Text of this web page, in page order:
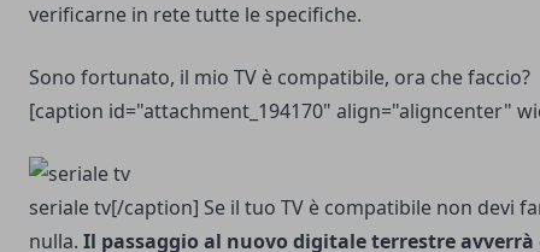
verificarne in rete tutte le specifiche.
Sono fortunato, il mio TV è compatibile, ora che faccio?
[caption id="attachment_194170" align="aligncenter"
seriale tv[/caption] Se il tuo TV è compatibile non devi
nulla. Il passaggio al nuovo digitale terrestre avverrà